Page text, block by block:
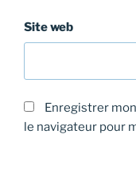
Site web
Enregistrer
le navigateur pour